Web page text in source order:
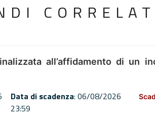
all’affidamento di un
Data di scadenza: 06/08/2026
23:59